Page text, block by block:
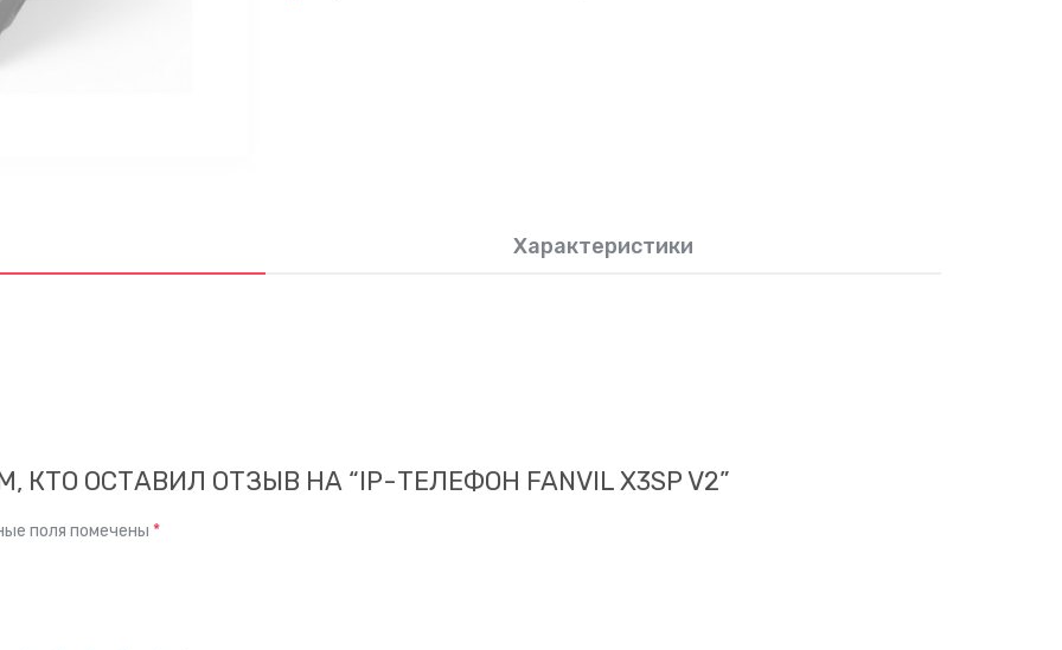
Характеристики
КТО ОСТАВИЛ ОТЗЫВ НА “IP-ТЕЛЕФОН FANVIL X3SP V2”
поля помечены *